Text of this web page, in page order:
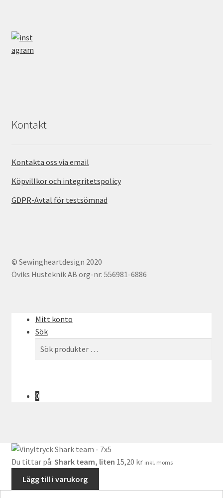
Kontakt
Kontakta oss via email
Köpvillkor och integritetspolicy
GDPR-Avtal för testsömnad
© Sewingheartdesign 2020
Öviks Husteknik AB org-nr: 556981-6886
Mitt konto
Sök
0
Du tittar på: Shark team, liten 15,20 kr inkl. moms
Lägg till i varukorg